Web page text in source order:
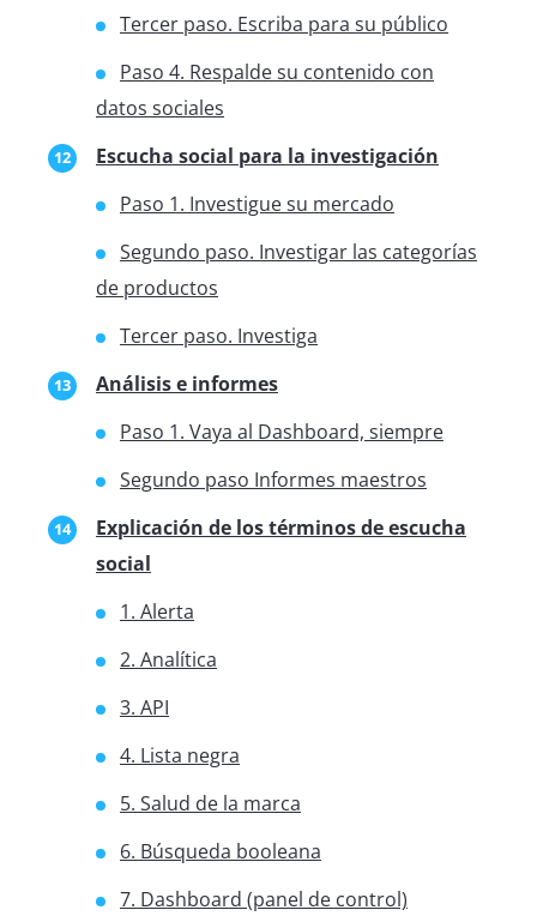
Tercer paso. Escriba para su público
Paso 4. Respalde su contenido con
datos sociales
Escucha social para la investigación
Paso 1. Investigue su mercado
Segundo paso. Investigar las categorías
de productos
Tercer paso. Investiga
Análisis e informes
Paso 1. Vaya al Dashboard, siempre
Segundo paso Informes maestros
Explicación de los términos de escucha
social
1. Alerta
2. Analítica
3. API
4. Lista negra
5. Salud de la marca
6. Búsqueda booleana
7. Dashboard (panel de control)